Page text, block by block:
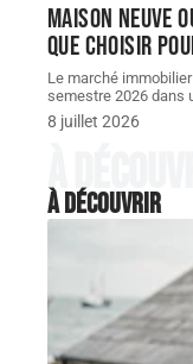
Maison neuve
que choisir
Le marché
semestre 2026 dans
8 juillet 2026
À
À découvrir